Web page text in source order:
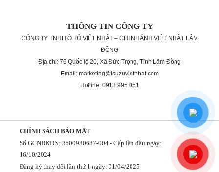
THÔNG TIN CÔNG TY
CÔNG TY TNHH Ô TÔ VIỆT NHẬT – CHI NHÁNH VIỆT NHẬT LÂM
ĐỒNG
Địa chỉ: 76 Quốc lộ 20, Xã Đức Trọng, Tỉnh Lâm Đồng
Email: marketing@isuzuvietnhat.com
Hotline: 0913 995 051
CHÍNH SÁCH BẢO MẬT
Số GCNDKDN: 3600930637-004 - Cấp lần đầu ngày:
16/10/2024
Đăng ký thay đổi lần thứ 1 ngày: 01/04/2025